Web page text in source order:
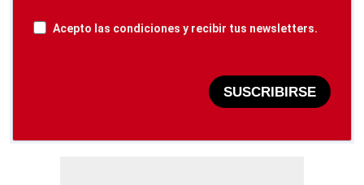
Acepto las condiciones y recibir tus newsletters.
SUSCRIBIRSE